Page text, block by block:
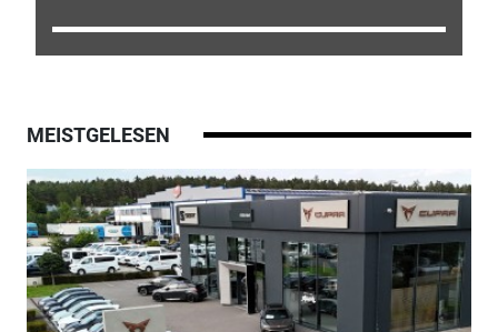
MEISTGELESEN